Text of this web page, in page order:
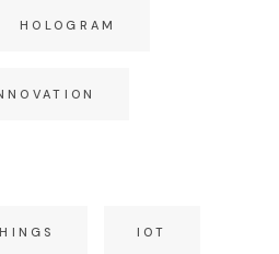
HOLOGRAM
IOT